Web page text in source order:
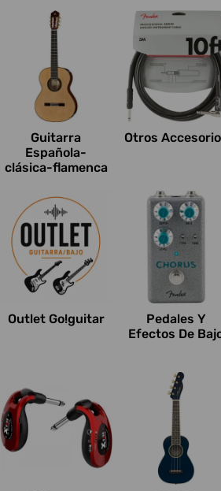
Guitarra
Española-
clásica-flamenca
Otros
Outlet Go!guitar
Pedales Y
Efectos De